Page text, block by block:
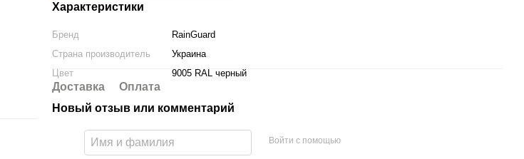
Характеристики
Бренд
RainGuard
Страна производитель
Украина
Цвет
9005 RAL черный
Доставка
Оплата
Новый отзыв или комментарий
Войти с помощью